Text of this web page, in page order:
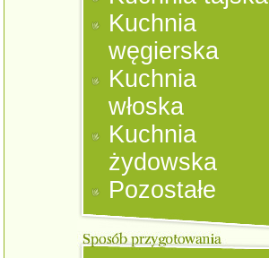
Kuchnia
węgierska
Kuchnia
włoska
Kuchnia
żydowska
Pozostałe